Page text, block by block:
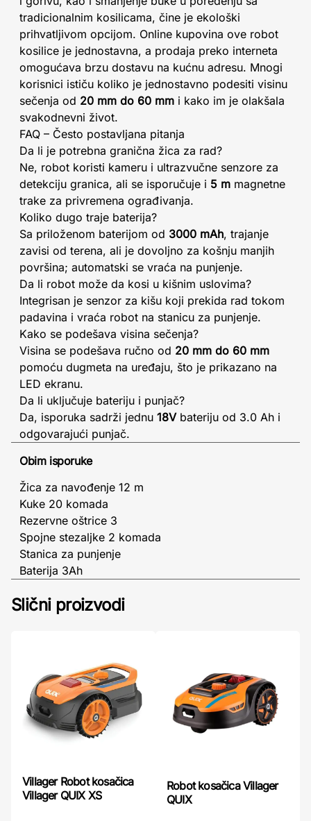
tradicionalnim kosilicama, čine je ekološki
prihvatljivom opcijom. Online kupovina ove robot
kosilice je jednostavna, a prodaja preko interneta
omogućava brzu dostavu na kućnu adresu. Mnogi
korisnici ističu koliko je jednostavno podesiti visinu
sečenja od 20 mm do 60 mm i kako im je olakšala
svakodnevni život.
FAQ – Često postavljana pitanja
Da li je potrebna granična žica za rad?
Ne, robot koristi kameru i ultrazvučne senzore za
detekciju granica, ali se isporučuje i 5 m magnetne
trake za privremena ograđivanja.
Koliko dugo traje baterija?
Sa priloženom baterijom od 3000 mAh, trajanje
zavisi od terena, ali je dovoljno za košnju manjih
površina; automatski se vraća na punjenje.
Da li robot može da kosi u kišnim uslovima?
Integrisan je senzor za kišu koji prekida rad tokom
padavina i vraća robot na stanicu za punjenje.
Kako se podešava visina sečenja?
Visina se podešava ručno od 20 mm do 60 mm
pomoću dugmeta na uređaju, što je prikazano na
LED ekranu.
Da li uključuje bateriju i punjač?
Da, isporuka sadrži jednu 18Vbateriju od 3.0 Ah i
odgovarajući punjač.
Obim isporuke
Žica za navođenje 12 m
Kuke 20 komada
Rezervne oštrice 3
Spojne stezaljke 2 komada
Stanica za punjenje
Baterija 3Ah
Slični proizvodi
Villager Robot kosačica
Villager QUIX XS
Robot kosačica Villager
QUIX